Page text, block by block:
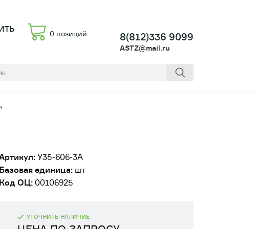
0 позиций 8(812)336 9099
ASTZ@mail.ru
У35-606-3А
Базовая единица: шт
Код ОЦ: 00106925
УТОЧНИТЬ НАЛИЧИЕ